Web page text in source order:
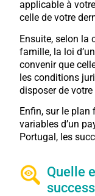
applicable à
celle de votre
Ensuite, selon la
famille, la loi
convenir que
les conditions
disposer de
Enfin, sur le
variables d’un
Portugal, les
Quelle